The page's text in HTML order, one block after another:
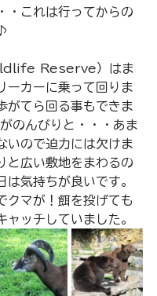
・これは行ってからの
Reserve）はま
ーカーに乗って回りま
がてら回る事もできま
のんびりと・・・あま
いので迫力には欠けま
と広い敷地をまわるの
は気持ちが良いです。
クマが！餌を投げても
ャッチしていました。